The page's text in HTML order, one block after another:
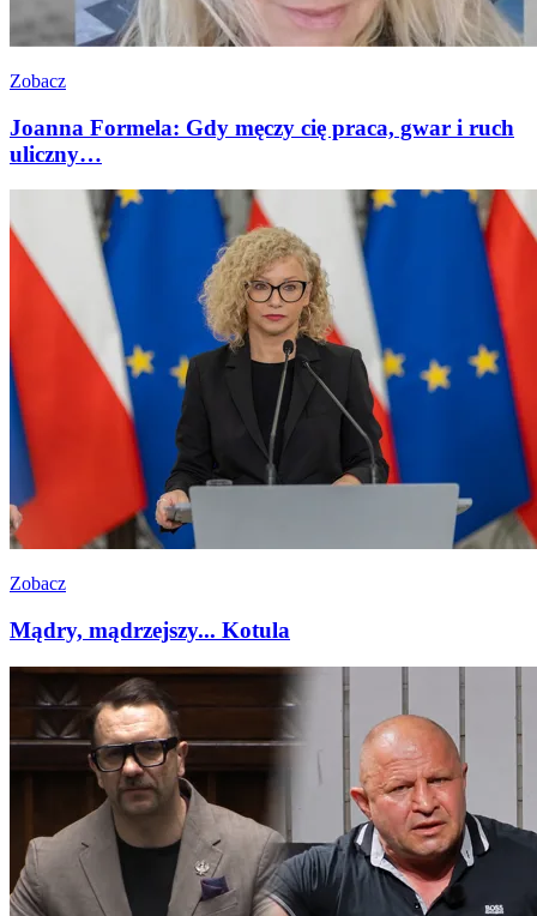
Zobacz
Joanna Formela: Gdy męczy cię praca, gwar i ruch
uliczny…
Zobacz
Mądry, mądrzejszy... Kotula